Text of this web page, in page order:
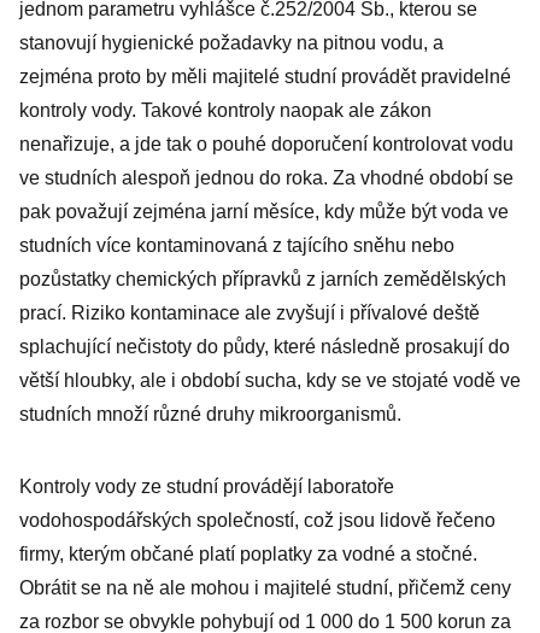
jednom parametru vyhlášce č.252/2004 Sb., kterou se
stanovují hygienické požadavky na pitnou vodu, a
zejména proto by měli majitelé studní provádět pravidelné
kontroly vody. Takové kontroly naopak ale zákon
nenařizuje, a jde tak o pouhé doporučení kontrolovat vodu
ve studních alespoň jednou do roka. Za vhodné období se
pak považují zejména jarní měsíce, kdy může být voda ve
studních více kontaminovaná z tajícího sněhu nebo
pozůstatky chemických přípravků z jarních zemědělských
prací. Riziko kontaminace ale zvyšují i přívalové deště
splachující nečistoty do půdy, které následně prosakují do
větší hloubky, ale i období sucha, kdy se ve stojaté vodě ve
studních množí různé druhy mikroorganismů.
Kontroly vody ze studní provádějí laboratoře
vodohospodářských společností, což jsou lidově řečeno
firmy, kterým občané platí poplatky za vodné a stočné.
Obrátit se na ně ale mohou i majitelé studní, přičemž ceny
za rozbor se obvykle pohybují od 1 000 do 1 500 korun za